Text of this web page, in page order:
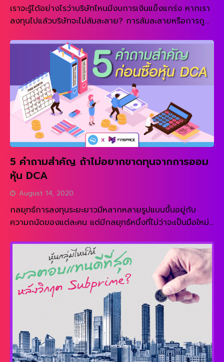
เราจะรู้ได้อย่างไรว่าบริษัทไหนมีงบการเงินแข็งแกร่ง หากเรา
ลงทุนไปแล้วบริษัทจะไม่ล้มละลาย? การล้มละลายหรือการถูก
มากที่สุดสำหรับนักลงทุน หากเราลงทุนในบริษัทแล้วเกิด
เหตุการณ์ข้างต้น พอร์ทการลงทุนของเราก็อาจจะเกิดความ
เสียหายอย่างหนักได้ง่ายๆ ดังนั้น การตรวจสอบความ
แข็งแกร่งของบริษัทก่อนลงทุนจึงเป็นสิ่งแรกๆที่นักลงทุนทุก
คนควรให้ความสนใจ นักลงทุนทั่วไปสามารถตรวจสอบฐานะ
การเงินของบริษัทผ่านงบการเงินประจำปี หรือประจำไตรมาส
ได้ จริงๆแล้วหลักการที่สำคัญนั้นไม่ยากเลย “บริษัทที่จะไม่มี
ปัญหา คือบริษัทที่ไม่มีหนี้” หากเราลงทุนในบริษัทที่ไม่มีหนี้สิน
เลยหรือมีน้อย เราก็มั่นใจได้ในระดับสูงว่าบริษัทจะไม่เกิด
ปัญหาทางการเงิน แต่บริษัทส่วนใหญ่ต่างมีหนี้สินเพื่อทำ
ธุรกิจ ดังนั้นทุกบริษัทต่างก็มีความเสี่ยงด้วยกันทั้งสิ้น
คำถามคือเราจะประเมินอย่างไร? F-score คืออะไร F-Score
[…]
5 คำถามสำคัญ ถ้าไม่อยากขาดทุนจากการออม
หุ้น DCA
August 14, 2020
กลยุทธ์การลงทุนระยะยาวมีหลากหลายรูปแบบขึ้นอยู่กับ
ความถนัดของแต่ละคน แต่มีกลยุทธ์หนึ่งที่ไม่ว่าจะเป็นมือใหม่
(Dollar Cost Average) DCA คืออะไร? คือการซื้อหุ้นเป็น
ประจำทุกๆ ระยะเวลาหนึ่งอย่างสม่ำเสมอ ไม่สนใจว่าราคาหุ้น
จะเป็นเท่าใด แต่ลงทุนด้วยจำนวนเงินเท่าเดิม และลงทุนอย่าง
ต่อเนื่องในระยะยาวไม่ต่ำกว่า 3-5 ปี การลงทุนอย่าง
สม่ำเสมอจะทำให้เรามีวินัยในการลงทุน และหวังผลตอบแทนใน
ระยะยาวมากกว่าระยะสั้น ซึ่งแน่นอนว่าในระยะยาวหุ้นควรจะให้
ผลตอบแทนที่ดีกว่าสินทรัพย์ประเภทอื่น การไม่สนใจราคาหุ้น
แต่ลงทุนด้วยเงินเท่าเดิมทำให้นักลงทุนจะสามารถซื้อหุ้นได้
จำนวนมากหากราคาหุ้นต่ำ […]